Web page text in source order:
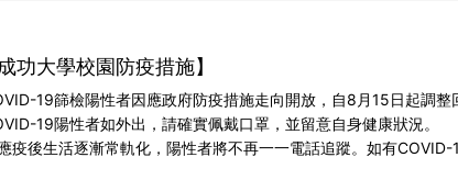
功大學校園防疫措施】
19篩檢陽性者因應政府防疫措施走向開放，自8月15日起調整
19陽性者如外出，請確實佩戴口罩，並留意自身健康狀況。
疫後生活逐漸常軌化，陽性者將不再一一電話追蹤。如有